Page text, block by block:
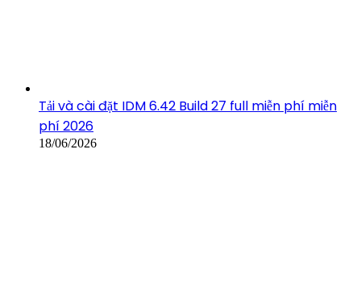
Tải và cài đặt IDM 6.42 Build 27 full miễn phí miễn
phí 2026
18/06/2026